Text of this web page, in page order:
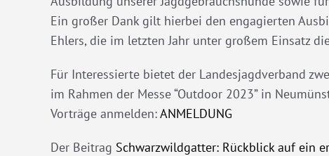
Ein großer Dank gilt hierbei den engagierten
Ehlers, die im letzten Jahr unter großem Einsatz
Für Interessierte bietet der Landesjagdverband
im Rahmen der Messe “Outdoor 2023” in
Vorträge anmelden:ANMELDUNG
Der Beitrag Schwarzwildgatter: Rückblick auf ein